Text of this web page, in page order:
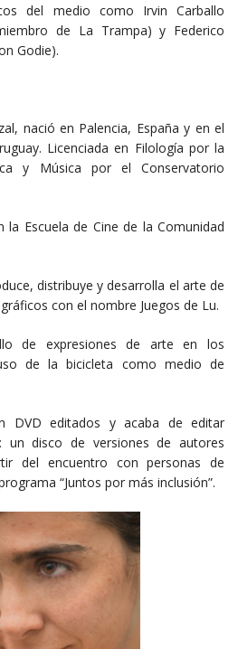
del medio como Irvin Carballo
de La Trampa) y Federico
Godie).
nació en Palencia, España y en el
Licenciada en Filología por la
y Música por el Conservatorio
la Escuela de Cine de la Comunidad
distribuye y desarrolla el arte de
con el nombre Juegos de Lu.
de expresiones de arte en los
de la bicicleta como medio de
DVD editados y acaba de editar
un disco de versiones de autores
del encuentro con personas de
“Juntos por más inclusión”.